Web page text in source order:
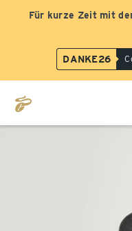
Für kurze Zeit mit
DANKE26